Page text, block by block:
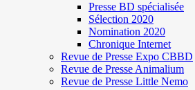
Presse BD spécialisée
Sélection 2020
Nomination 2020
Chronique Internet
Revue de Presse Expo CBBD
Revue de Presse Animalium
Revue de Presse Little Nemo